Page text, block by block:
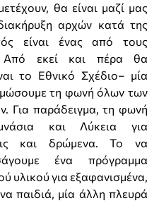
θα είναι μαζί μας
αρχών κατά της
είναι ένας από τους
Από εκεί και πέρα θα
το Εθνικό Σχέδιο– μία
τη φωνή όλων των
Για παράδειγμα, τη φωνή
και Λύκεια για
και δρώμενα. Το να
ένα πρόγραμμα
υλικού για εξαφανισμένα,
παιδιά, μία άλλη πλευρά